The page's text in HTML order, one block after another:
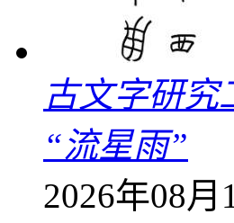
古文字研究
“流星雨”
2026年08月